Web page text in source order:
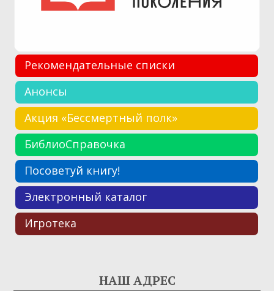
Рекомендательные списки
Анонсы
Акция «Бессмертный полк»
БиблиоСправочка
Посоветуй книгу!
Электронный каталог
Игротека
НАШ АДРЕС